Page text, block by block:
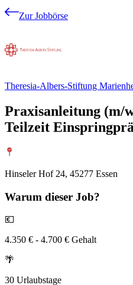
Zur Jobbörse
Theresia-Albers-Stiftung
Praxisanleitung (m/
Teilzeit
Hinseler Hof 24, 45277 Essen
Warum dieser Job?
💶
4.350 € - 4.700 € Gehalt
🌴
30 Urlaubstage